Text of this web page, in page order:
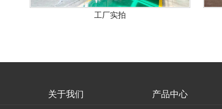
工厂实拍
关于我们 产品中心